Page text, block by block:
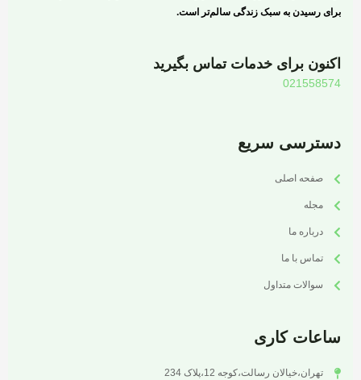
برای رسیدن به سبک زندگی سالم‌تر است.
اکنون برای خدمات تماس بگیرید
021558574
دسترسی سریع
صفحه اصلی
مجله
درباره ما
تماس با ما
سوالات متداول
ساعات کاری
تهران،خیالان رسالت،کوجه 12،پلاک 234